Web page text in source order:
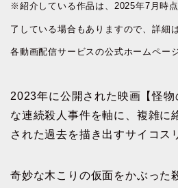
※紹介している作品は、2025年7月時
了している場合もありますので、詳細
各動画配信サービスの公式ホームペー
2023年に公開された映画【怪
な連続殺人事件を軸に、複雑に
された過去を描き出すサイコス
奇妙な木こりの仮面をかぶった